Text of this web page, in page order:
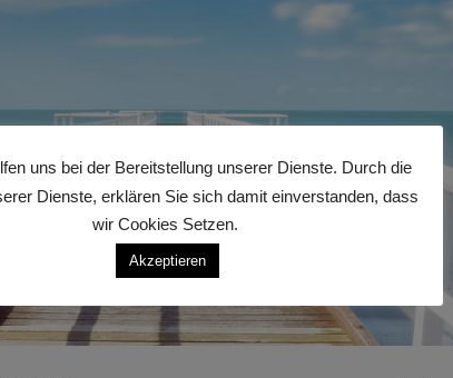
uns bei der Bereitstellung unserer Dienste. Durch die
Dienste, erklären Sie sich damit einverstanden, dass
wir Cookies Setzen.
Akzeptieren